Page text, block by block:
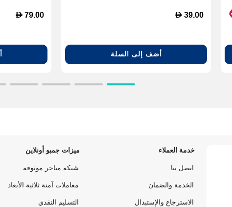
D 39.00
أضف إلى السلة
D 79.00
خدمة العملاء
اتصل بنا
الخدمة والضمان
الاسترجاع والإستبدال
ميزات جمبو أونلاين
شبكة متاجر موثوقة
معاملات آمنة ثلاثية الأبعاد
التسليم النقدي